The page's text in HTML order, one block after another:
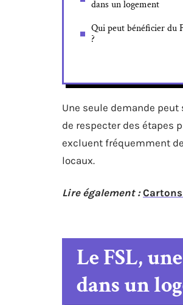
dans un logement
Qui peut bénéficier du
?
Une seule demande
de respecter des étapes
excluent fréquemment
locaux.
Lire également :
Le FSL,
dans un